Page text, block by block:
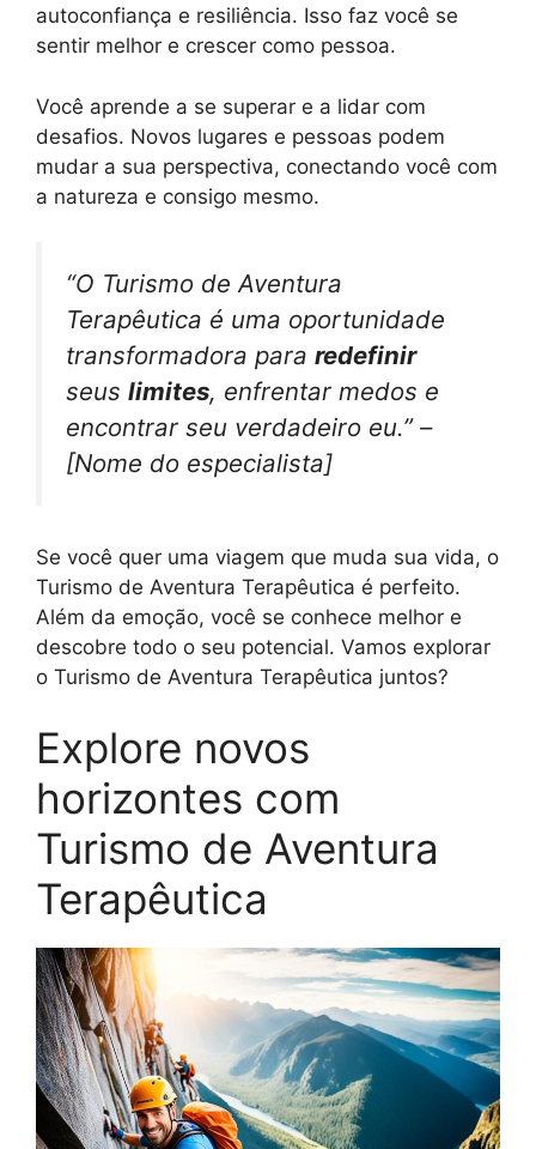
autoconfiança e resiliência. Isso faz você se
sentir melhor e crescer como pessoa.
Você aprende a se superar e a lidar com
desafios. Novos lugares e pessoas podem
mudar a sua perspectiva, conectando você com
a natureza e consigo mesmo.
“O Turismo de Aventura
Terapêutica é uma oportunidade
transformadora para redefinir
seus limites, enfrentar medos e
encontrar seu verdadeiro eu.” –
[Nome do especialista]
Se você quer uma viagem que muda sua vida, o
Turismo de Aventura Terapêutica é perfeito.
Além da emoção, você se conhece melhor e
descobre todo o seu potencial. Vamos explorar
o Turismo de Aventura Terapêutica juntos?
Explore novos
horizontes com
Turismo de Aventura
Terapêutica